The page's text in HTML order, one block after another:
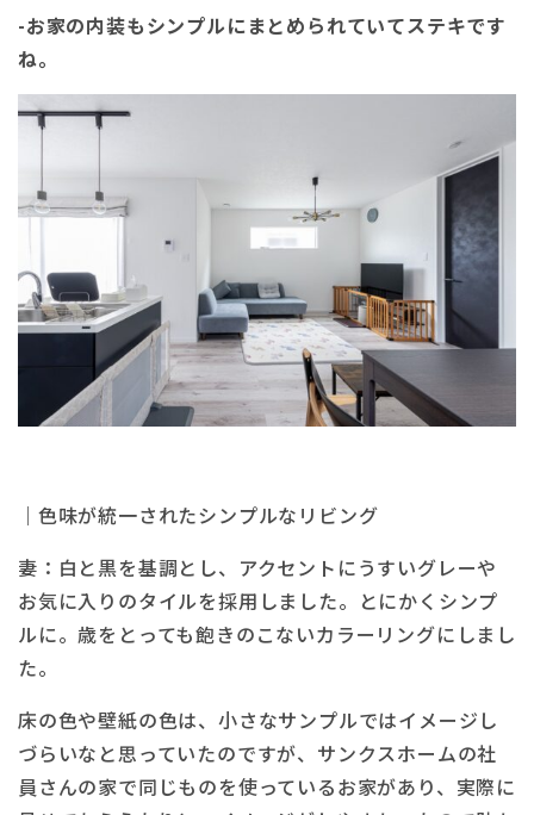
-お家の内装もシンプルにまとめられていてステキです
ね。
｜色味が統一されたシンプルなリビング
妻：白と黒を基調とし、アクセントにうすいグレーや
お気に入りのタイルを採用しました。とにかくシンプ
ルに。歳をとっても飽きのこないカラーリングにしまし
た。
床の色や壁紙の色は、小さなサンプルではイメージし
づらいなと思っていたのですが、サンクスホームの社
員さんの家で同じものを使っているお家があり、実際に